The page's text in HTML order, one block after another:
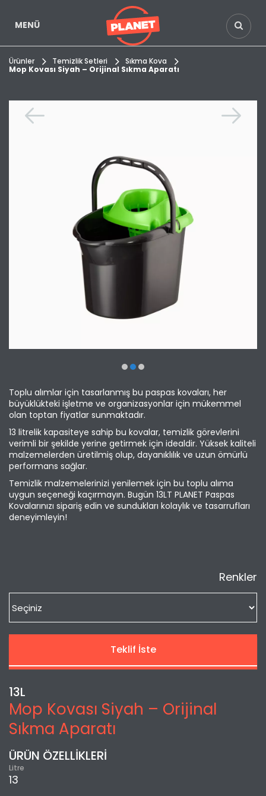
MENÜ
Ürünler Temizlik Setleri
Sıkma Kova
Mop Kovası Siyah – Orijinal Sıkma Aparatı
Toplu alımlar için tasarlanmış bu paspas kovaları, her
büyüklükteki işletme ve organizasyonlar için mükemmel
olan toptan fiyatlar sunmaktadır.
13 litrelik kapasiteye sahip bu kovalar, temizlik görevlerini
verimli bir şekilde yerine getirmek için idealdir. Yüksek kaliteli
malzemelerden üretilmiş olup, dayanıklılık ve uzun ömürlü
performans sağlar.
Temizlik malzemelerinizi yenilemek için bu toplu alıma
uygun seçeneği kaçırmayın. Bugün 13LT PLANET Paspas
Kovalarınızı sipariş edin ve sundukları kolaylık ve tasarrufları
deneyimleyin!
Renkler
Teklif İste
13L
Mop Kovası Siyah – Orijinal
Sıkma Aparatı
ÜRÜN ÖZELLİKLERİ
Litre
13